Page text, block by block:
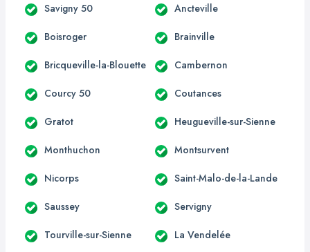
Savigny 50 Ancteville
Boisroger Brainville
Bricqueville-la-Blouette Cambernon
Courcy 50 Coutances
Gratot Heugueville-sur-Sienne
Monthuchon Montsurvent
Nicorps Saint-Malo-de-la-Lande
Saussey Servigny
Tourville-sur-Sienne La Vendelée